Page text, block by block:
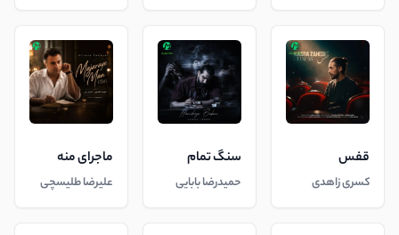
قفس
کسری زاهدی
سنگ تمام
حمیدرضا بابایی
ماجرای منه
علیرضا طلیسچی